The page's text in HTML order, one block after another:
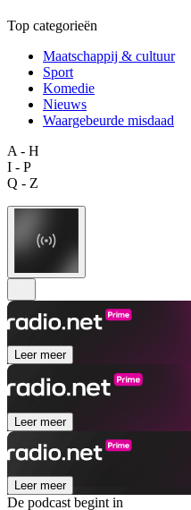
Top categorieën
Maatschappij & cultuur
Sport
Komedie
Nieuws
Waargebeurde misdaad
A - H
I - P
Q - Z
Leer meer
Leer meer
Leer meer
De podcast begint in